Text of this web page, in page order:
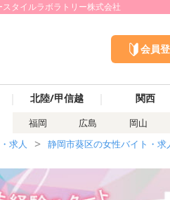
タイルラボラトリー株式会社
会員
北陸/甲信越 関西
福岡 広島
岡山
求人 静岡市葵区の女性バイト・求